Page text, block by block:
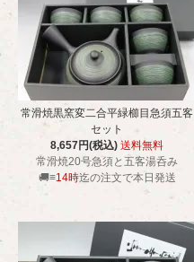
常滑焼黒窯変二合平緑櫛目急須五客
セット
8,657円(税込)送料無料
常滑焼20号急須と五客湯呑み
🚚≡14時迄の注文で本日発送